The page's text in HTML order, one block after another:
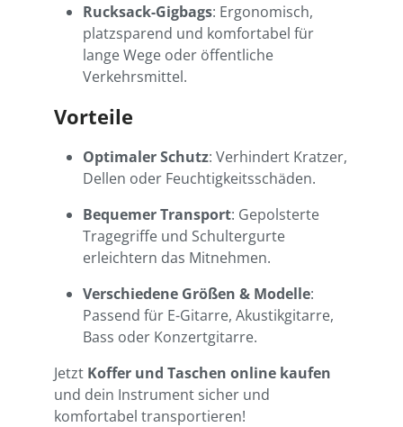
Rucksack-Gigbags: Ergonomisch,
platzsparend und komfortabel für
lange Wege oder öffentliche
Verkehrsmittel.
Vorteile
Optimaler Schutz: Verhindert Kratzer,
Dellen oder Feuchtigkeitsschäden.
Bequemer Transport: Gepolsterte
Tragegriffe und Schultergurte
erleichtern das Mitnehmen.
Verschiedene Größen & Modelle:
Passend für E-Gitarre, Akustikgitarre,
Bass oder Konzertgitarre.
Jetzt Koffer und Taschen online kaufen
und dein Instrument sicher und
komfortabel transportieren!